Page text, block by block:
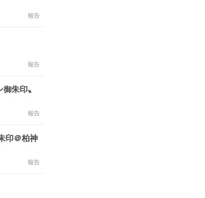
報告
報告
朱印〟
報告
印＠柏神
報告